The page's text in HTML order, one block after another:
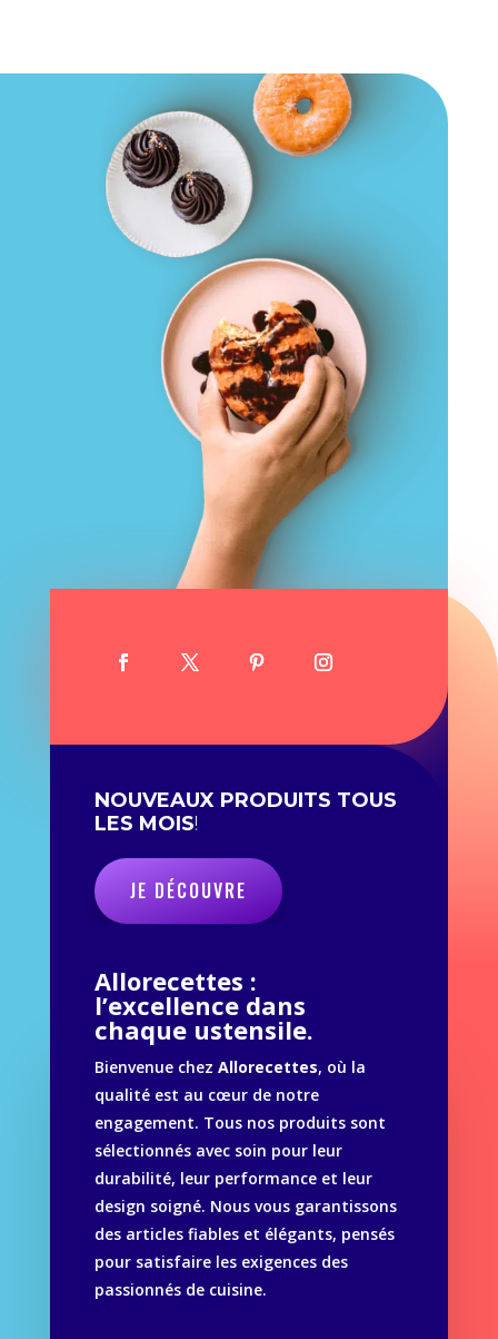
NOUVEAUX PRODUITS TOUS
LES MOIS!
JE DÉCOUVRE
Allorecettes :
l’excellence dans
chaque ustensile.
Bienvenue chez Allorecettes, où la
qualité est au cœur de notre
engagement. Tous nos produits sont
sélectionnés avec soin pour leur
durabilité, leur performance et leur
design soigné. Nous vous garantissons
des articles fiables et élégants, pensés
pour satisfaire les exigences des
passionnés de cuisine.